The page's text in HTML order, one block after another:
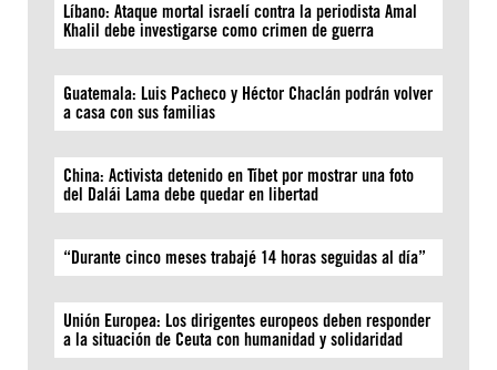
Líbano: Ataque mortal israelí contra la periodista Amal
Khalil debe investigarse como crimen de guerra
Guatemala: Luis Pacheco y Héctor Chaclán podrán volver
a casa con sus familias
China: Activista detenido en Tíbet por mostrar una foto
del Dalái Lama debe quedar en libertad
“Durante cinco meses trabajé 14 horas seguidas al día”
Unión Europea: Los dirigentes europeos deben responder
a la situación de Ceuta con humanidad y solidaridad